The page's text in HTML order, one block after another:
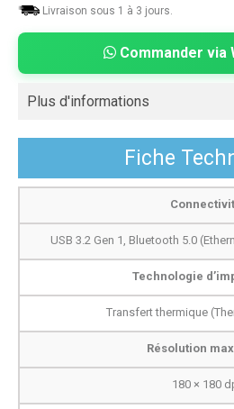
Livraison sous 1 à 3 jours.
Commander via
Plus d'informations
Fiche
USB 3.2 Gen 1, Bluetooth 5.0
Technologie
Transfert thermique
Résolution
180 × 180